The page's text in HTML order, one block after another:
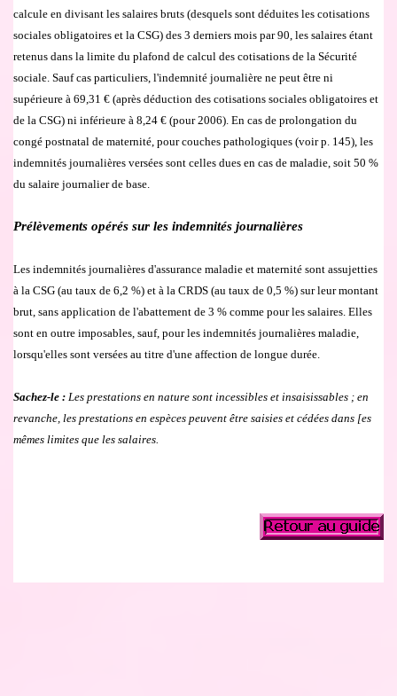
calcule en divisant les salaires bruts (desquels sont déduites les cotisations
sociales obligatoires et la CSG) des 3 derniers mois par 90, les salaires étant
retenus dans la limite du plafond de calcul des cotisations de la Sécurité
sociale. Sauf cas particuliers, l'indemnité journalière ne peut être ni
supérieure à 69,31 € (après déduction des cotisations sociales obligatoires et
de la CSG) ni inférieure à 8,24 € (pour 2006). En cas de prolongation du
congé postnatal de maternité, pour couches pathologiques (voir p. 145), les
indemnités journalières versées sont celles dues en cas de maladie, soit 50 %
du salaire journalier de base.
Prélèvements opérés sur les indemnités journalières
Les indemnités journalières d'assurance maladie et maternité sont assujetties
à la CSG (au taux de 6,2 %) et à la CRDS (au taux de 0,5 %) sur leur montant
brut, sans application de l'abattement de 3 % comme pour les salaires. Elles
sont en outre imposables, sauf, pour les indemnités journalières maladie,
lorsqu'elles sont versées au titre d'une affection de longue durée.
Sachez-le : Les prestations en nature sont incessibles et insaisissables ; en
revanche, les prestations en espèces peuvent être saisies et cédées dans [es
mêmes limites que les salaires.